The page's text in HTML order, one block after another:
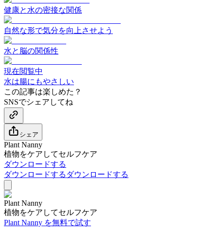
健康と水の密接な関係
自然な形で気分を向上させよう
水と脳の関係性
現在閲覧中
水は腸にもやさしい
この記事は楽しめた？
SNSでシェアしてね
シェア
Plant Nanny
植物をケアしてセルフケア
ダウンロードする
ダウンロードする ダウンロードする
Plant Nanny
植物をケアしてセルフケア
Plant Nanny を無料で試す